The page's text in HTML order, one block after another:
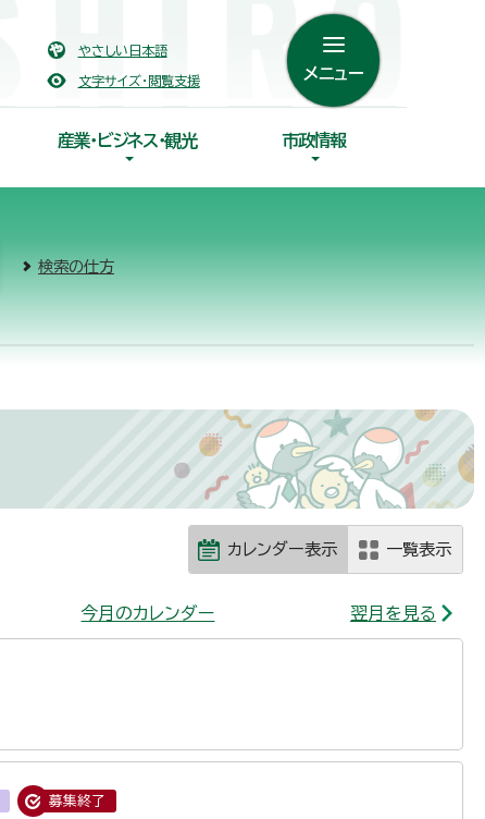
やさしい日本語
文字サイズ・閲覧支援 メニュー
産業・ビジネス・観光 市政情報
検索の仕方
カレンダー表示 一覧表示
今月のカレンダー 翌月を見る
募集終了